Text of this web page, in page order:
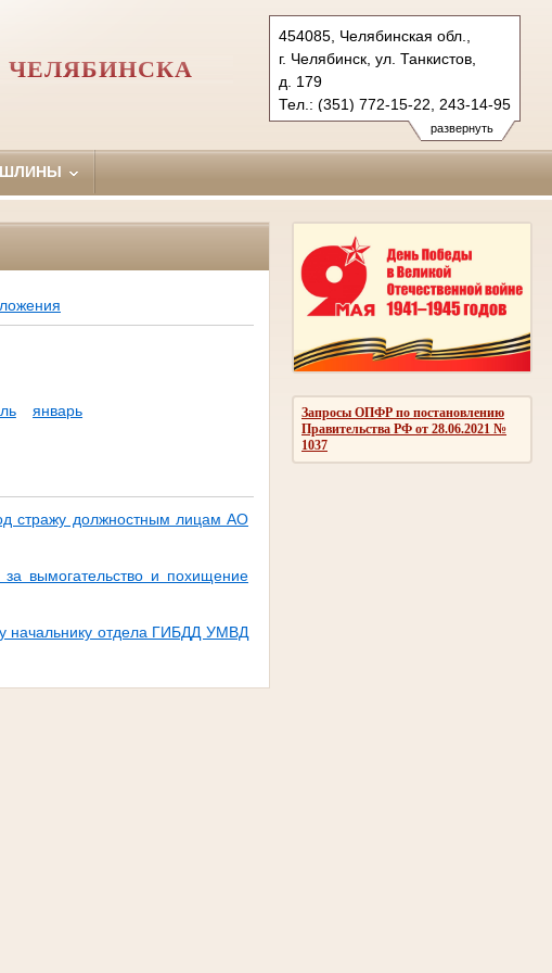
развернуть
454085, Челябинская обл.,
г. Челябинск, ул. Танкистов,
д. 179
Тел.: (351) 772-15-22, 243-14-95
trz.chel@sudrf.ru
ЧЕЛЯБИНСКА
Запросы ОПФР по постановлению
Правительства РФ от 28.06.2021 №
1037
январь
стражу должностным лицам АО
вымогательство и похищение
начальнику отдела ГИБДД УМВД